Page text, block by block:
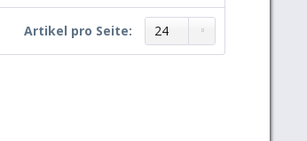
Artikel pro Seite: